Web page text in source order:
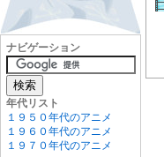
ナビゲーション
年代リスト
１９５０年代のアニメ
１９６０年代のアニメ
１９７０年代のアニメ